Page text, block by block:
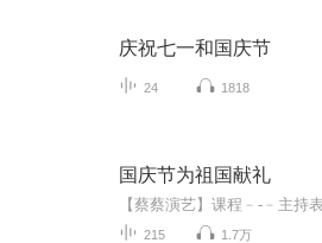
庆祝七一和国庆节
24 1818
国庆节为祖国献礼
215 1.7万